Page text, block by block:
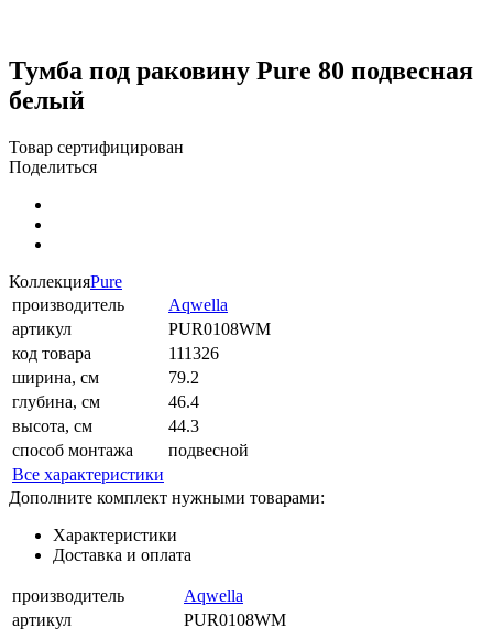
Тумба под раковину Pure 80 подвесная
белый
Товар сертифицирован
Поделиться
КоллекцияPure
производитель
Aqwella
артикул
PUR0108WM
код товара
111326
ширина, см
79.2
глубина, см
46.4
высота, см
44.3
способ монтажа
подвесной
Все характеристики
Дополните комплект нужными товарами:
Характеристики
Доставка и оплата
производитель
Aqwella
артикул
PUR0108WM